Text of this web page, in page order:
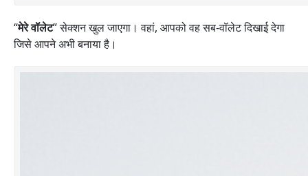
“मेरे वॉलेट” सेक्शन खुल जाएगा। वहां, आपको वह सब-वॉलेट दिखाई देगा
जिसे आपने अभी बनाया है।